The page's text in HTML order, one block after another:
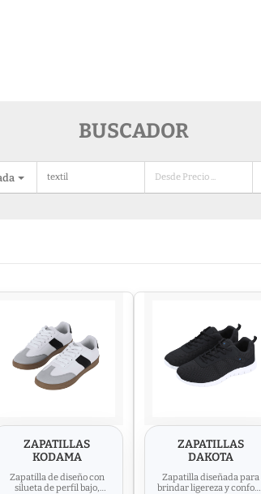
BUSCADOR
ZAPATILLAS
KODAMA
Zapatilla de diseño con
silueta de perfil bajo,
ZAPATILLAS
DAKOTA
Zapatilla diseñada para
brindar ligereza y conford